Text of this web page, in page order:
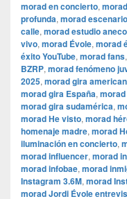
morad en concierto,
profunda, morad
calle, morad estudio
vivo, morad Évole, morad
éxito YouTube, morad fans,
BZRP, morad fenómeno
2025, morad gira
morad gira España,
morad gira sudamérica,
morad He visto, morad
homenaje madre, morad
iluminación en concierto,
morad influencer, morad
morad infobae, morad
Instagram 3.6M, morad
morad Jordi Évole